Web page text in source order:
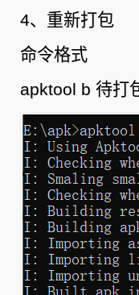
4、重新打包
命令格式
apktool b 待打